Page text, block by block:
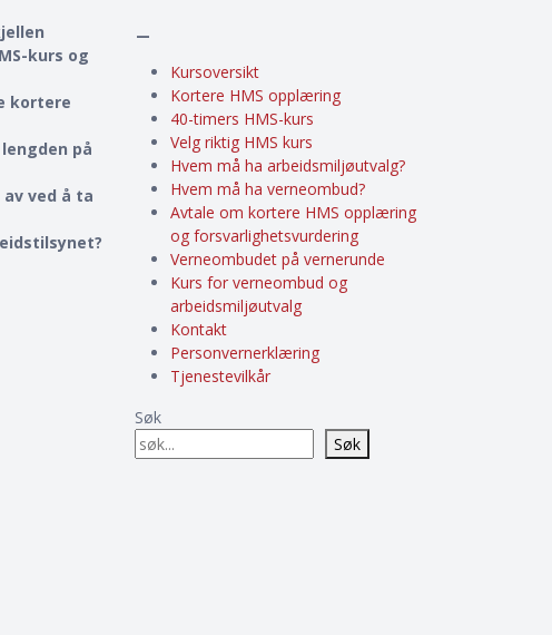
kurs og
kortere
på
av ved å ta
–
Kursoversikt
Kortere HMS opplæring
40-timers HMS-kurs
Velg riktig HMS kurs
Hvem må ha arbeidsmiljøutvalg?
Hvem må ha verneombud?
Avtale om kortere HMS opplæring
og forsvarlighetsvurdering
Verneombudet på vernerunde
Kurs for verneombud og
arbeidsmiljøutvalg
Kontakt
Personvernerklæring
Tjenestevilkår
Søk
Søk